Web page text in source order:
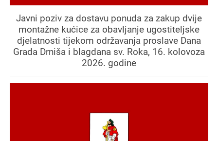
Javni poziv za dostavu ponuda za zakup dvije
montažne kućice za obavljanje ugostiteljske
djelatnosti tijekom održavanja proslave Dana
Grada Drniša i blagdana sv. Roka, 16. kolovoza
2026. godine